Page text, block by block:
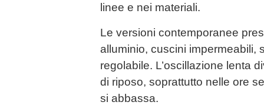
linee e nei materiali.
Le versioni contemporanee
alluminio, cuscini impermeabili,
regolabile. L’oscillazione lenta
di riposo, soprattutto nelle ore
si abbassa.